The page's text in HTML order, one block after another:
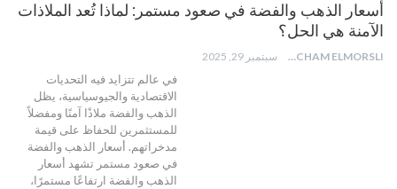
أسعار الذهب والفضة في صعود مستمر: لماذا تُعد الملاذات
الآمنة هي الحل؟
HICHAM ELMORSLI سبتمبر 29, 2025
في عالم تتزايد فيه التحديات
الاقتصادية والجيوسياسية، يظل
الذهب والفضة ملاذًا آمنًا ومفضلاً
للمستثمرين للحفاظ على قيمة
مدخراتهم. أسعار الذهب والفضة
في صعود مستمر تشهد أسعار
الذهب والفضة ارتفاعًا مستمرًا،